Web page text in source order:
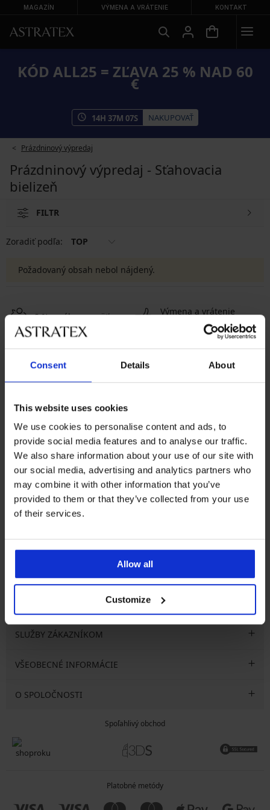
Consent Details About
This website uses cookies
We use cookies to personalise content and ads, to
provide social media features and to analyse our traffic.
We also share information about your use of our site with
our social media, advertising and analytics partners who
may combine it with other information that you’ve
provided to them or that they’ve collected from your use
of their services.
Allow all
Customize
MAGAZÍN VÝMENA A VRÁTENIE KONTAKT
KÓD ALL25 = ZĽAVA 25 % NAD 60
€
14H 37M 07S NAKUPOVAŤ
Prázdninový výpredaj
Prázdninový výpredaj - Sťahovacia
bielizeň
FILTR
Zoradiť podľa: TOP
Požadovaný obsah nebol nájdený.
8 % z nákupu späť
Výmena a vrátenie
Výhodné poštovné
Zákaznícka podpora
Počas pracovných dní od 8:00 do 17:00
02 205 703 40
info@astratex.sk
Newsletter
SLUŽBY ZÁKAZNÍKOM
VŠEOBECNÉ INFORMÁCIE
O SPOLOČNOSTI
Spoľahlivý obchod
Platobné metódy